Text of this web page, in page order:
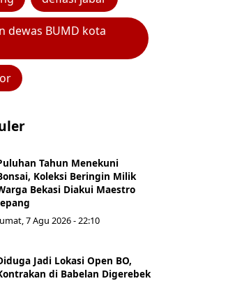
dewas BUMD kota
Tahun Menekuni
Koleksi Beringin Milik
Bekasi Diakui Maestro
7 Agu 2026 - 22:10
Jadi Lokasi Open BO,
di Babelan Digerebek